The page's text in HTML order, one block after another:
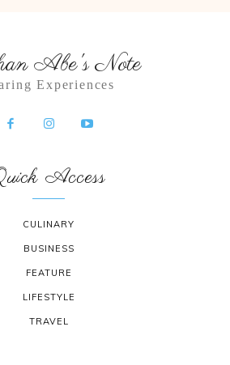
Abe's Note
Experiences
Access
CULINARY
BUSINESS
FEATURE
LIFESTYLE
TRAVEL